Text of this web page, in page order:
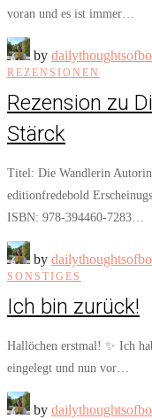
voran und es ist immer…
by
REZENSIONEN
Rezension zu
Stärck
Titel: Die Wandlerin
editionfredebold
ISBN: 978-394460-7283…
by
SONSTIGES
Ich bin zurück!
Hallöchen erstmal! ✨ Ich
eingelegt und nun vor…
by